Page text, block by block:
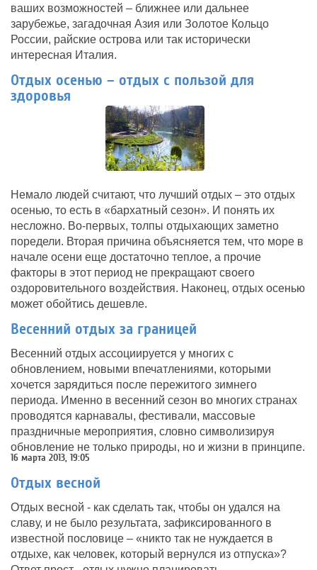
ваших возможностей – ближнее или дальнее
зарубежье, загадочная Азия или Золотое Кольцо
России, райские острова или так исторически
интересная Италия.
Отдых осенью – отдых с пользой для
здоровья
Немало людей считают, что лучший отдых – это отдых
осенью, то есть в «бархатный сезон». И понять их
несложно. Во-первых, толпы отдыхающих заметно
поредели. Вторая причина объясняется тем, что море в
начале осени еще достаточно теплое, а прочие
факторы в этот период не прекращают своего
оздоровительного воздействия. Наконец, отдых осенью
может обойтись дешевле.
Весенний отдых за границей
Весенний отдых ассоциируется у многих с
обновлением, новыми впечатлениями, которыми
хочется зарядиться после пережитого зимнего
периода. Именно в весенний сезон во многих странах
проводятся карнавалы, фестивали, массовые
праздничные мероприятия, словно символизируя
обновление не только природы, но и жизни в принципе.
16 марта 2013, 19:05
Отдых весной
Отдых весной - как сделать так, чтобы он удался на
славу, и не было результата, зафиксированного в
известной пословице – «никто так не нуждается в
отдыхе, как человек, который вернулся из отпуска»?